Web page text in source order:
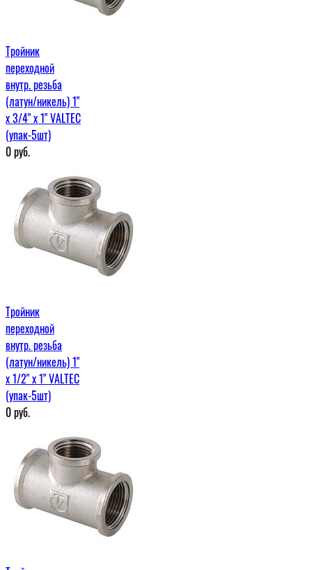
Тройник
переходной
внутр. резьба
(латун/никель) 1"
х 3/4" х 1" VALTEC
(упак-5шт)
0руб.
Тройник
переходной
внутр. резьба
(латун/никель) 1"
х 1/2" х 1" VALTEC
(упак-5шт)
0руб.